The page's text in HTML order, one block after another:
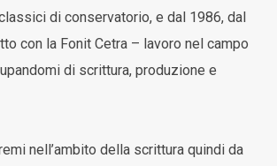
di conservatorio, e dal 1986, dal
con la Fonit Cetra – lavoro nel campo
di scrittura, produzione e
nell’ambito della scrittura quindi da